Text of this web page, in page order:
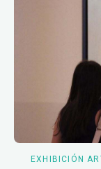
EXHIBICIÓN